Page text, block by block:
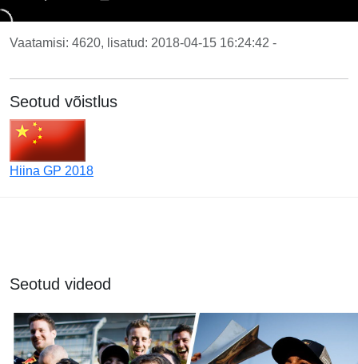
Vaatamisi: 4620, lisatud: 2018-04-15 16:24:42 -
Seotud võistlus
Hiina GP 2018
Seotud videod